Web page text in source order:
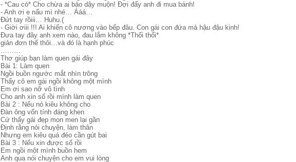
- *Cau có* Cho chừa ai bảo dậy muộn! Đợi đấy anh đi mua bánh!
- Anh ơi e nấu mì nhé… Ááá…
Đứt tay rồiii… Huhu.(
- Giời ơiii !!! Ai khiến cô nương vào bếp đâu. Con gái con đứa mà hậu đậu kinh!
Đưa tay đây anh xem nào, đau lắm không *Thổi thổi*
giản đơn thế thôi…và đó là hạnh phúc
………
Thơ giúp bạn làm quen gái đây
Bài 1: Làm quen
Ngồi buồn ngước mắt nhìn trông
Thấy cô em gái ngồi không một mình
Em ơi sao nỡ vô tình
Cho anh xin số rồi mình làm quen
Bài 2 : Nếu nó kiêu không cho
Đàn ông vốn tính đáng khen
Cứ thấy gái đẹp mon men lại gần
Định rằng nói chuyện, làm thân
Nhưng em kiêu quá đéo cần gút bai
Bài 3 : Nếu xin được số rồi
Em ngồi một mình buồn hem
Anh qua nói chuyện cho em vui lòng